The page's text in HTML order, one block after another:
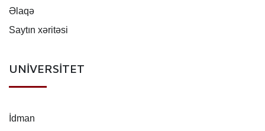
Əlaqə
Saytın xəritəsi
UNİVERSİTET
İdman